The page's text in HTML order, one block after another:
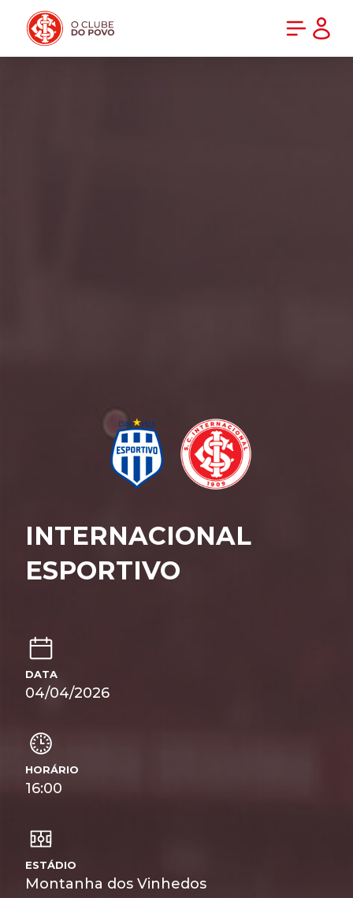
INTERNACIONAL
ESPORTIVO
DATA
04/04/2026
HORÁRIO
16:00
ESTÁDIO
Montanha dos Vinhedos